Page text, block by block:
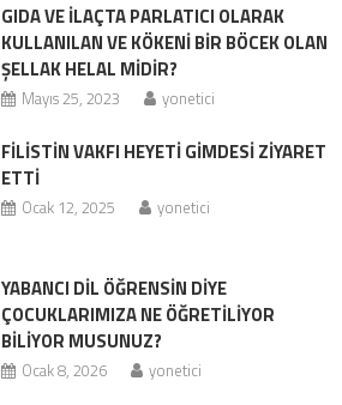
GIDA VE İLAÇTA PARLATICI OLARAK
KULLANILAN VE KÖKENİ BİR BÖCEK OLAN
ŞELLAK HELAL MİDİR?
Mayıs 25, 2023 yonetici
FİLİSTİN VAKFI HEYETİ GİMDESİ ZİYARET
ETTİ
Ocak 12, 2025 yonetici
YABANCI DİL ÖĞRENSİN DİYE
ÇOCUKLARIMIZA NE ÖĞRETİLİYOR
BİLİYOR MUSUNUZ?
Ocak 8, 2026 yonetici